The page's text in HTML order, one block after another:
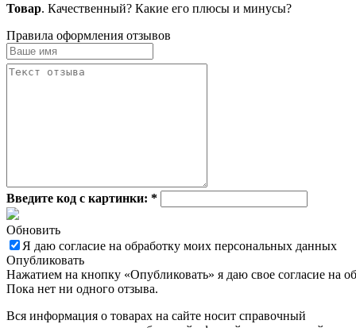
Товар. Качественный? Какие его плюсы и минусы?
Правила оформления отзывов
Введите код с картинки: *
Обновить
Я даю согласие на обработку моих персональных данных
Опубликовать
Нажатием на кнопку «Опубликовать» я даю свое согласие на
Пока нет ни одного отзыва.
Вся информация о товарах на сайте носит справочный